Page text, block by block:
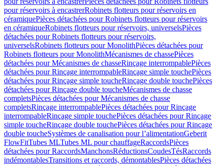
pour réservoirs à encastrerRobinets flotteurs pour réservoirs en
céramiquePièces détachées pour Robinets flotteurs pour réservoirs
en céramiqueRobinets flotteurs pour réservoirs, universelsPièces
détachées pour Robinets flotteurs pour réservoirs,
universelsRobinets flotteurs pour MonolithPièces détachées pour
Robinets flotteurs pour MonolithMécanismes de chassePièces
détachées pour Mécanismes de chasseRinçage interrompablePièces
détachées pour Rinçage interrompableRinçage simple touchePièces
détachées pour Rinçage simple toucheRinçage double touchePièces
détachées pour Rinçage double toucheMécanismes de chasse
completsPièces détachées pour Mécanismes de chasse
completsRinçage interrompablePièces détachées pour Rinçage
interrompableRinçage simple touchePièces détachées pour Rinçage
simple toucheRinçage double touchePièces détachées pour Rinçage
double toucheSystèmes de canalisation pour l’alimentationGeberit
FlowFitTubes MLTubes ML pour chauffageRaccordsPièces
détachées pour RaccordsManchonsRéductionsCoudesTésRaccords
indémontablesTransitions et raccords, démontablesPièces détachées